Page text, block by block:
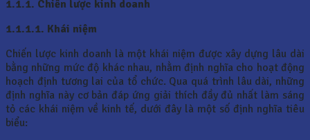
1.1.1. Chiến lược kinh doanh
1.1.1.1. Khái niệm
Chiến lược kinh doanh là một khái niệm được xây dựng lâu dài
bằng những mức độ khác nhau, nhằm định nghĩa cho hoạt động
hoạch định tương lai của tổ chức. Qua quá trình lâu dài, những
định nghĩa này cơ bản đáp ứng giải thích đầy đủ nhất làm sáng
tỏ các khái niệm về kinh tế, dưới đây là một số định nghĩa tiêu
biểu: